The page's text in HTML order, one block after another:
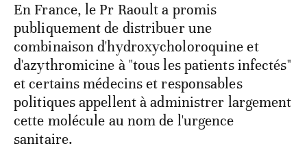
En France, le Pr Raoult a promis
publiquement de distribuer une
combinaison d'hydroxycholoroquine et
d'azythromicine à "tous les patients infectés"
et certains médecins et responsables
politiques appellent à administrer largement
cette molécule au nom de l'urgence
sanitaire.